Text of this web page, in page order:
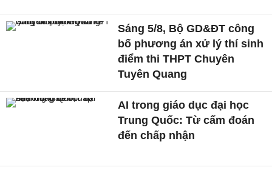
Sáng 5/8, Bộ GD&ĐT công
bố phương án xử lý thí sinh
điểm thi THPT Chuyên
Tuyên Quang
AI trong giáo dục đại học
Trung Quốc: Từ cấm đoán
đến chấp nhận